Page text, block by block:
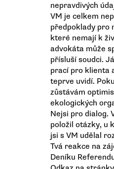
nepravdivých
VM je celkem
předpoklady pro
které nemají k
advokáta může
přísluší soudci.
prací pro klienta
teprve uvidí.
zůstávám
ekologických
Nejsi pro dialog.
položil otázky, u
jsi s VM udělal
Tvá reakce na
Deníku